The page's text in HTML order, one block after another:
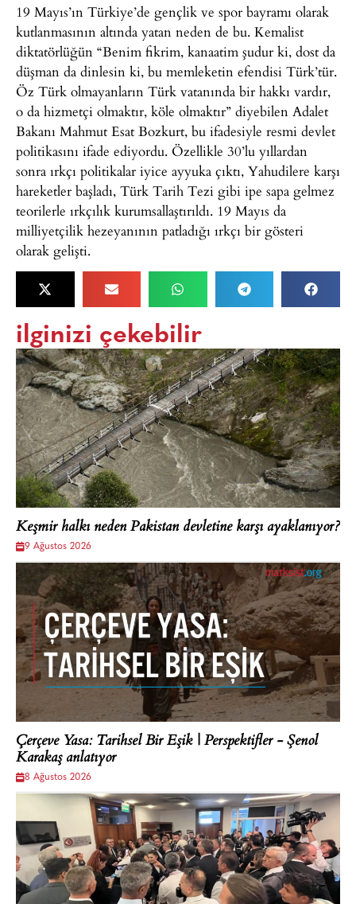
19 Mayıs’ın Türkiye’de gençlik ve spor bayramı olarak
kutlanmasının altında yatan neden de bu. Kemalist
diktatörlüğün “Benim fikrim, kanaatim şudur ki, dost da
düşman da dinlesin ki, bu memleketin efendisi Türk’tür.
Öz Türk olmayanların Türk vatanında bir hakkı vardır,
o da hizmetçi olmaktır, köle olmaktır” diyebilen Adalet
Bakanı Mahmut Esat Bozkurt, bu ifadesiyle resmi devlet
politikasını ifade ediyordu. Özellikle 30’lu yıllardan
sonra ırkçı politikalar iyice ayyuka çıktı, Yahudilere karşı
hareketler başladı, Türk Tarih Tezi gibi ipe sapa gelmez
teorilerle ırkçılık kurumsallaştırıldı. 19 Mayıs da
milliyetçilik hezeyanının patladığı ırkçı bir gösteri
olarak gelişti.
ilginizi çekebilir
Keşmir halkı neden Pakistan devletine karşı ayaklanıyor?
9 Ağustos 2026
Çerçeve Yasa: Tarihsel Bir Eşik | Perspektifler - Şenol
Karakaş anlatıyor
8 Ağustos 2026